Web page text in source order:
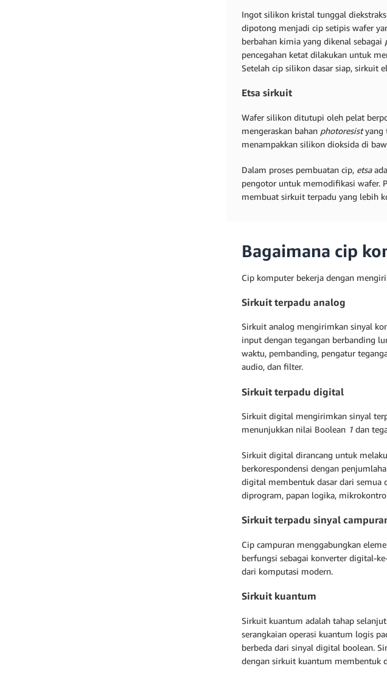
Ingot silikon kristal tunggal
dipotong menjadi cip setipis wafer
berbahan kimia yang dikenal sebagai
pencegahan ketat dilakukan untuk
Setelah cip silikon dasar siap, sirkuit
Etsa sirkuit
Wafer silikon ditutupi oleh pelat
mengeraskan bahan photoresistyang
menampakkan silikon dioksida di
Dalam proses pembuatan cip, etsa
pengotor untuk memodifikasi wafer.
membuat sirkuit terpadu yang lebih
Bagaimana cip
Cip komputer bekerja dengan
Sirkuit terpadu analog
Sirkuit analog mengirimkan sinyal
input dengan tegangan berbanding
waktu, pembanding, pengatur
audio, dan filter.
Sirkuit terpadu digital
Sirkuit digital mengirimkan sinyal
menunjukkan nilai Boolean 1 dan
Sirkuit digital dirancang untuk
berkorespondensi dengan
digital membentuk dasar dari semua
diprogram, papan logika,
Sirkuit terpadu sinyal
Cip campuran menggabungkan
berfungsi sebagai konverter digital-
dari komputasi modern.
Sirkuit kuantum
Sirkuit kuantum adalah tahap
serangkaian operasi kuantum logis
berbeda dari sinyal digital boolean.
dengan sirkuit kuantum membentuk